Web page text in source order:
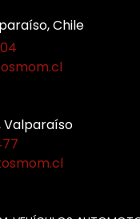
Chile
Valparaíso